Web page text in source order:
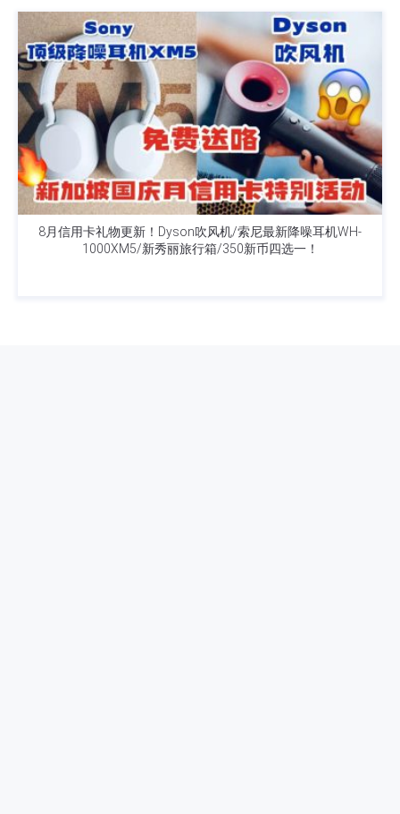
8月信用卡礼物更新！Dyson吹风机/索尼最新降噪耳机WH-
1000XM5/新秀丽旅行箱/350新币四选一！